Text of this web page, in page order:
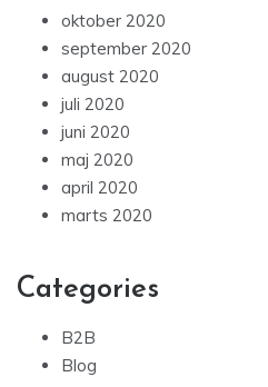
oktober 2020
september 2020
august 2020
juli 2020
juni 2020
maj 2020
april 2020
marts 2020
Categories
B2B
Blog